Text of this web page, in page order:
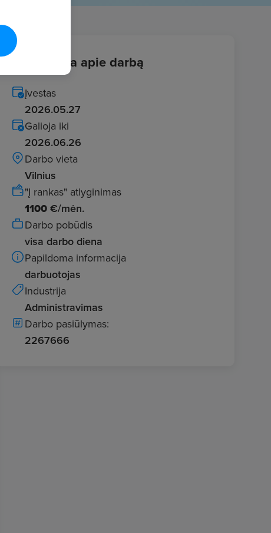
Informacija apie darbą
Įvestas
2026.05.27
Galioja iki
2026.06.26
Darbo vieta
Vilnius
"Į rankas" atlyginimas
1100 €/mėn.
Darbo pobūdis
visa darbo diena
Papildoma informacija
darbuotojas
Industrija
Administravimas
Darbo pasiūlymas:
2267666